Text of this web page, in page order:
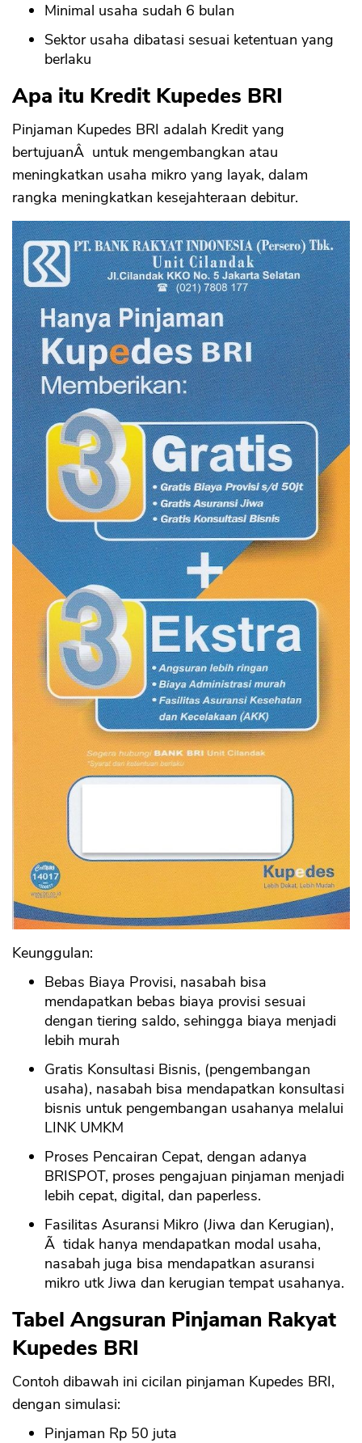
Minimal usaha sudah 6 bulan
Sektor usaha dibatasi sesuai ketentuan yang
berlaku
Apa itu Kredit Kupedes BRI
Pinjaman Kupedes BRI adalah Kredit yang
bertujuanÂ untuk mengembangkan atau
meningkatkan usaha mikro yang layak, dalam
rangka meningkatkan kesejahteraan debitur.
Keunggulan:
Bebas Biaya Provisi, nasabah bisa
mendapatkan bebas biaya provisi sesuai
dengan tiering saldo, sehingga biaya menjadi
lebih murah
Gratis Konsultasi Bisnis, (pengembangan
usaha), nasabah bisa mendapatkan konsultasi
bisnis untuk pengembangan usahanya melalui
LINK UMKM
Proses Pencairan Cepat, dengan adanya
BRISPOT, proses pengajuan pinjaman menjadi
lebih cepat, digital, dan paperless.
Fasilitas Asuransi Mikro (Jiwa dan Kerugian),
Ã tidak hanya mendapatkan modal usaha,
nasabah juga bisa mendapatkan asuransi
mikro utk Jiwa dan kerugian tempat usahanya.
Tabel Angsuran Pinjaman Rakyat
Kupedes BRI
Contoh dibawah ini cicilan pinjaman Kupedes BRI,
dengan simulasi:
Pinjaman Rp 50 juta
OK
CANCEL